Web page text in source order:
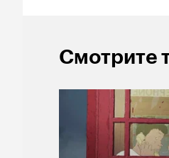
Смотрите